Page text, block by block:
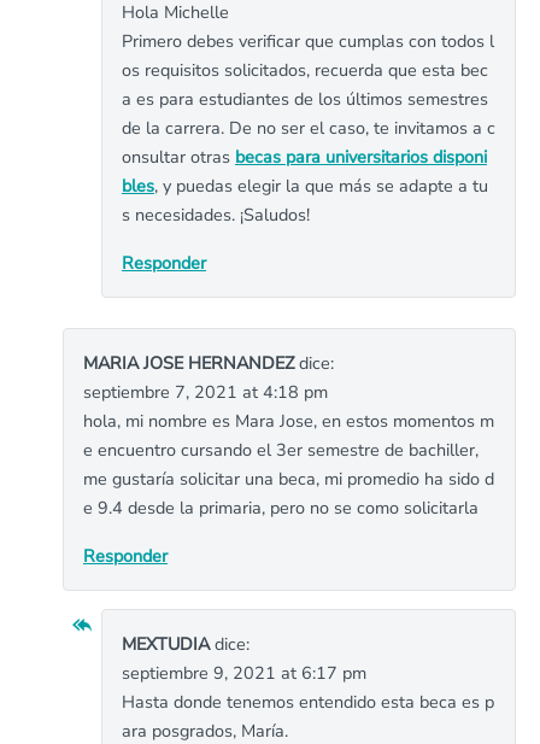
Hola Michelle
Primero debes verificar que cumplas con todos l
os requisitos solicitados, recuerda que esta bec
a es para estudiantes de los últimos semestres
de la carrera. De no ser el caso, te invitamos a c
onsultar otras becas para universitarios disponi
bles, y puedas elegir la que más se adapte a tu
s necesidades. ¡Saludos!
Responder
MARIA JOSE HERNANDEZdice:
septiembre 7, 2021 at 4:18 pm
hola, mi nombre es Mara Jose, en estos momentos m
e encuentro cursando el 3er semestre de bachiller,
me gustaría solicitar una beca, mi promedio ha sido d
e 9.4 desde la primaria, pero no se como solicitarla
Responder
MEXTUDIAdice:
septiembre 9, 2021 at 6:17 pm
Hasta donde tenemos entendido esta beca es p
ara posgrados, María.